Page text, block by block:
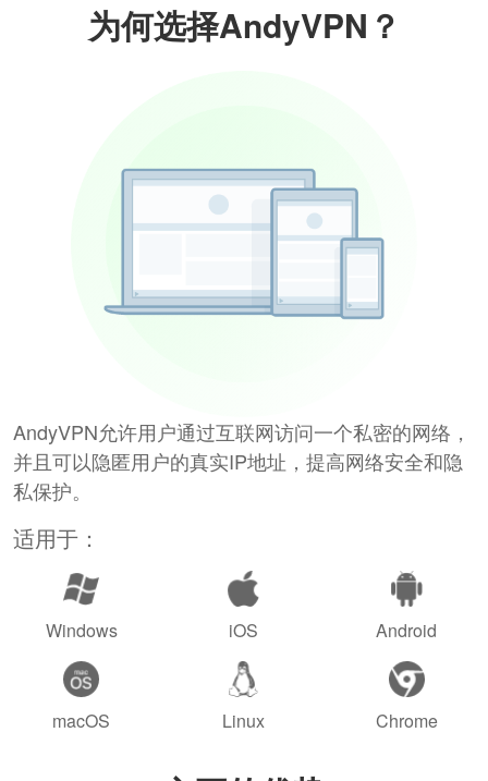
为何选择AndyVPN？
AndyVPN允许用户通过互联网访问一个私密的网络，
并且可以隐匿用户的真实IP地址，提高网络安全和隐
私保护。
适用于：
Windows iOS Android
macOS Linux Chrome